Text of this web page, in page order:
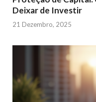
Deixar de Investir
21 Dezembro, 2025